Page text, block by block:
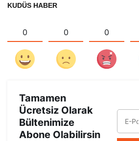
KUDÜS HABER
0 0 0
Tamamen
Ücretsiz Olarak
Bültenimize
Abone Olabilirsin